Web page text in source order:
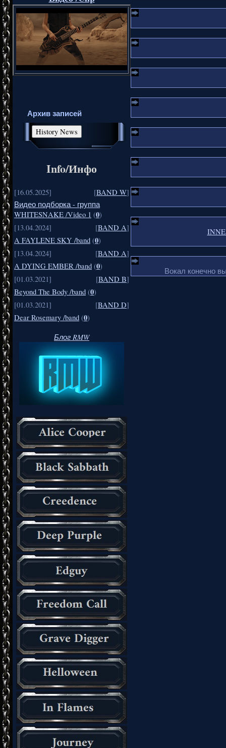
Архив записей
Info/Инфо
[16.05.2025] [BAND W]
Видео подборка - группа
WHITESNAKE /Video 1 (0)
[13.04.2024]
[BAND A]
A FAYLENE SKY /band (0)
[13.04.2024]
[BAND A]
A DYING EMBER /band (0)
[01.03.2021]
[BAND B]
Beyond The Body /band (0)
[01.03.2021]
[BAND D]
Dear Rosemary /band (0)
Блог RMW
Вокал конечно